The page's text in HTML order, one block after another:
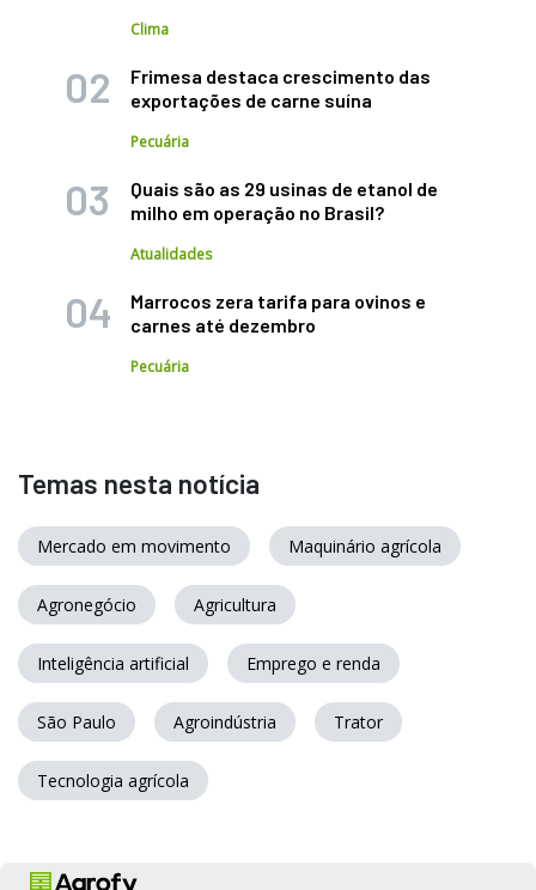
Clima
Frimesa destaca crescimento das
exportações de carne suína
Pecuária
Quais são as 29 usinas de etanol de
milho em operação no Brasil?
Atualidades
Marrocos zera tarifa para ovinos e
carnes até dezembro
Pecuária
Temas nesta notícia
Mercado em movimento Maquinário agrícola
Agronegócio Agricultura
Inteligência artificial Emprego e renda
São Paulo Agroindústria Trator
Tecnologia agrícola